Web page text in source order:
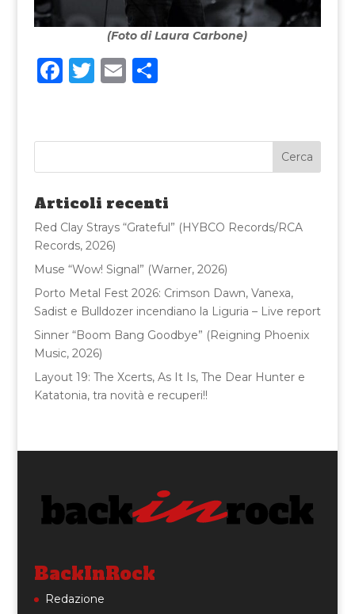
(Foto di Laura Carbone)
F
e
b
o
o
k
T
te
r
E
l
C
di
vi
di
Articoli recenti
Red Clay Strays “Grateful” (HYBCO Records/RCA
Records, 2026)
Muse “Wow! Signal” (Warner, 2026)
Porto Metal Fest 2026: Crimson Dawn, Vanexa,
Sadist e Bulldozer incendiano la Liguria – Live report
Sinner “Boom Bang Goodbye” (Reigning Phoenix
Music, 2026)
Layout 19: The Xcerts, As It Is, The Dear Hunter e
Katatonia, tra novità e recuperi!!
BackInRock
Redazione